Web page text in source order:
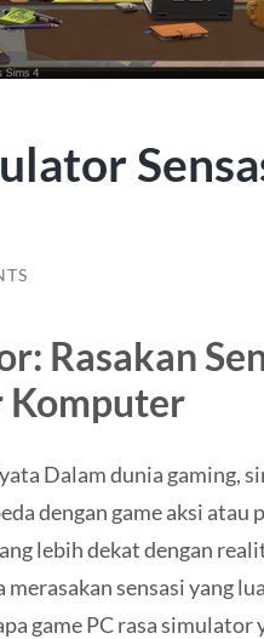
Rasakan
Komputer
Dalam dunia gaming,
dengan game aksi atau
lebih dekat dengan
sensasi yang
game PC rasa simulator